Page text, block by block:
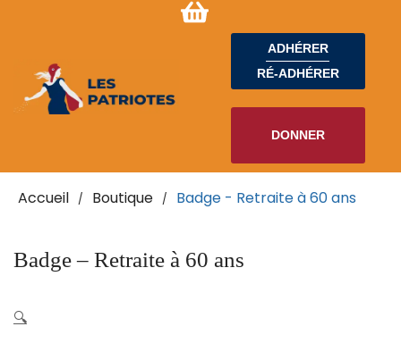
ADHÉRER
RÉ-ADHÉRER
DONNER
Accueil / Boutique / Badge - Retraite à 60 ans
Badge – Retraite à 60 ans
🔍